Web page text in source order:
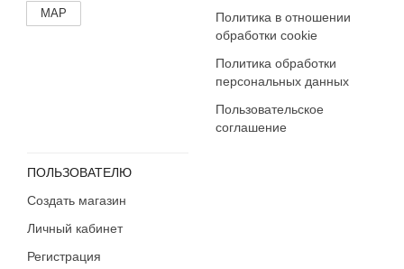
MAP
Политика в отношении
обработки cookie
Политика обработки
персональных данных
Пользовательское
соглашение
ПОЛЬЗОВАТЕЛЮ
Создать магазин
Личный кабинет
Регистрация